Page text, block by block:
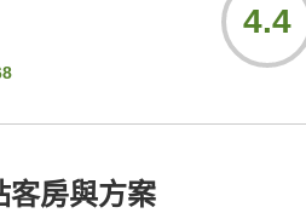
4.4
客房與方案